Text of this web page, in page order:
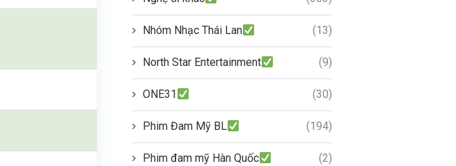
Nhóm Nhạc Thái Lan (13)
North Star Entertainment (9)
ONE31 (30)
Phim Đam Mỹ BL (194)
Phim đam mỹ Hàn Quốc (2)